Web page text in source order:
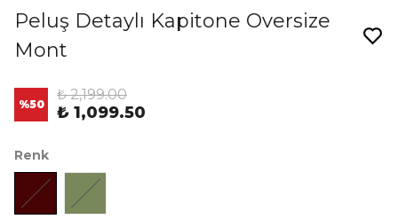
Peluş Detaylı Kapitone Oversize
Mont
%50
₺ 2,199.00
₺ 1,099.50
Renk